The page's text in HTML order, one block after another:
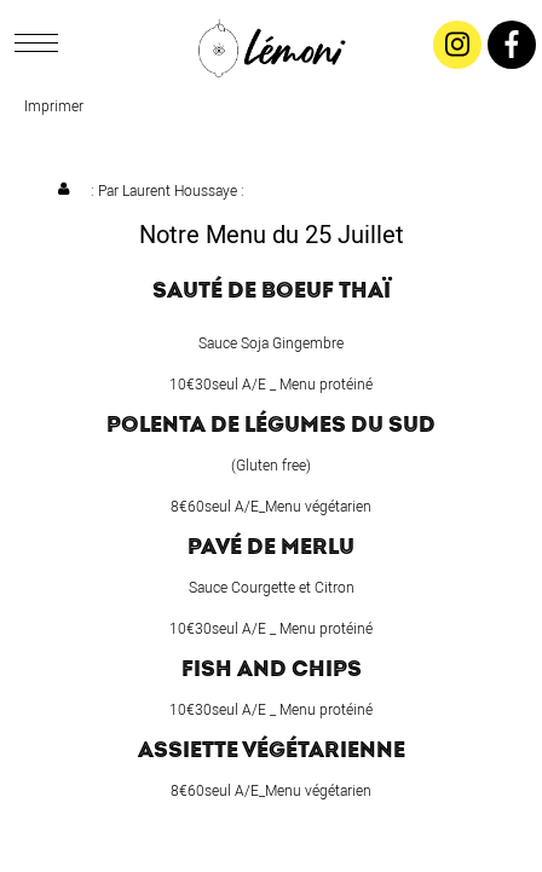
CONCEPT
RESTAURANTS & TARIFS
CONTACTEZ-NOUS !
Imprimer
: Par Laurent Houssaye:
Notre Menu du 25 Juillet
SAUTÉ DE BOEUF THAÏ
Sauce Soja Gingembre
10€30seul A/E _ Menu protéiné
POLENTA DE LÉGUMES DU SUD
(Gluten free)
8€60seul A/E_Menu végétarien
PAVÉ DE MERLU
Sauce Courgette et Citron
10€30seul A/E _ Menu protéiné
FISH AND CHIPS
10€30seul A/E _ Menu protéiné
ASSIETTE VÉGÉTARIENNE
8€60seul A/E_Menu végétarien